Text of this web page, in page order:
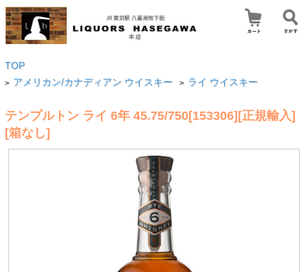
TOP
> アメリカン/カナディアン ウイスキー > ライ ウイスキー
テンプルトン ライ 6年 45.75/750[153306][正規輸入]
[箱なし]